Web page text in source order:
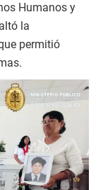
Humanos y
la
permitió